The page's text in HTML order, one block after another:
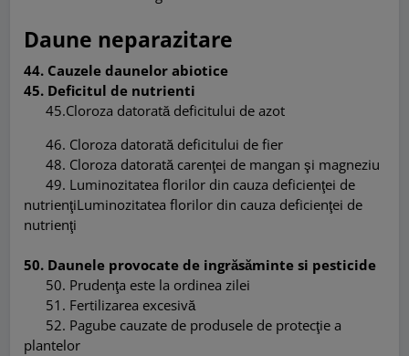
Daune neparazitare
44. Cauzele daunelor abiotice
45. Deficitul de nutrienti
45.Cloroza datorată deficitului de azot
46. Cloroza datorată deficitului de fier
48. Cloroza datorată carenţei de mangan şi magneziu
49. Luminozitatea florilor din cauza deficienţei de
nutrienţiLuminozitatea florilor din cauza deficienţei de
nutrienţi
50. Daunele provocate de ingrăsăminte si pesticide
50. Prudenţa este la ordinea zilei
51. Fertilizarea excesivă
52. Pagube cauzate de produsele de protecţie a
plantelor